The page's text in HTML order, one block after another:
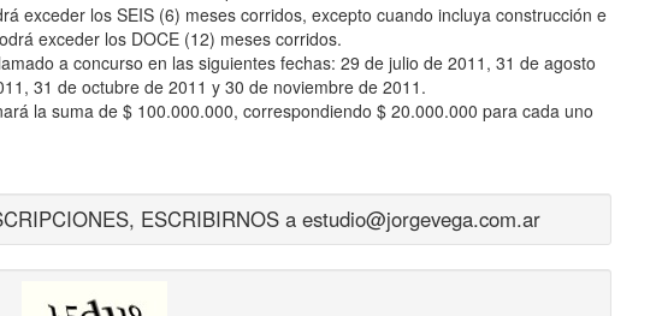
exceder los SEIS (6) meses corridos, excepto cuando incluya construcción e
exceder los DOCE (12) meses corridos.
a concurso en las siguientes fechas: 29 de julio de 2011, 31 de agosto
31 de octubre de 2011 y 30 de noviembre de 2011.
la suma de $ 100.000.000, correspondiendo $ 20.000.000 para cada uno
ESCRIBIRNOS a estudio@jorgevega.com.ar